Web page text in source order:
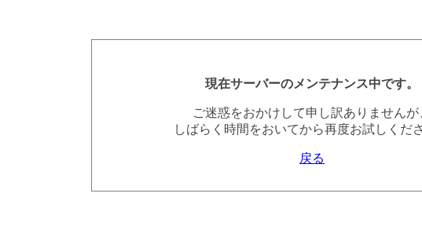
現在サーバーのメンテナンス中です。
ご迷惑をおかけして申し訳ありませんが
しばらく時間をおいてから再度お試しくださ
戻る